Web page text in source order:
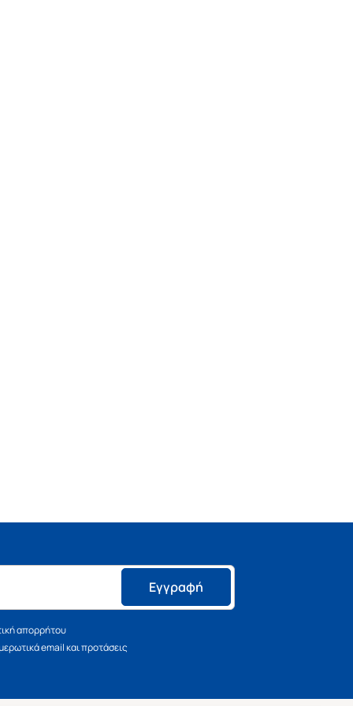
Εγγραφή
απορρήτου
email και προτάσεις